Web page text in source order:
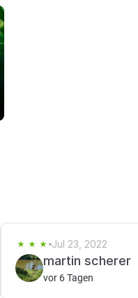
Jul 23, 2022
martin scherer
vor 6 Tagen